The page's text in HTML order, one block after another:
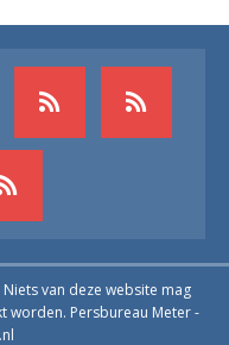
van deze website mag
worden. Persbureau Meter -